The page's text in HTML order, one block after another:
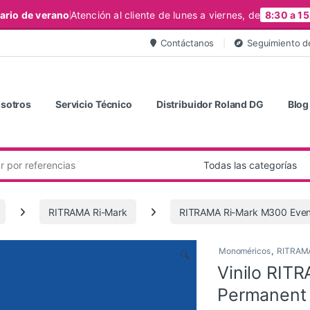
de veranoAtención al cliente de lunes a viernes, de 8:30 a
Contáctanos Seguimiento
Servicio Técnico Distribuidor Roland DG Blog
RITRAMA Ri-Mark RITRAMA Ri-Mark M300
🔍 Monoméricos,
Vinilo